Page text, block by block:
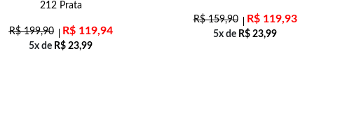
212 Prata
R$199,90 R$119,94
5x de R$ 23,99
R$159,90 R$119,93
5x de R$ 23,99